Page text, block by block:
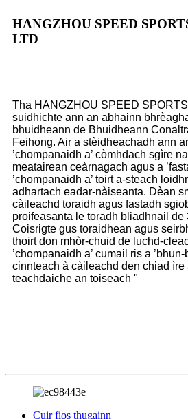
HANGZHOU SPEED
LTD
Tha HANGZHOU SPEED
suidhichte ann an abhainn
bhuidheann de Bhuidheann
Feihong. Air a stèidheachadh ann
’chompanaidh a’ còmhdach sgìre
meatairean ceàrnagach agus a
’chompanaidh a’ toirt a-steach
adhartach eadar-nàiseanta. Dèan
càileachd toraidh agus fastadh
proifeasanta le toradh bliadhnail de
Coisrigte gus toraidhean agus
thoirt don mhòr-chuid de luchd-
’chompanaidh a’ cumail ris a
cinnteach à càileachd den chiad ìre
teachdaiche an toiseach "
Cuir fios thugainn